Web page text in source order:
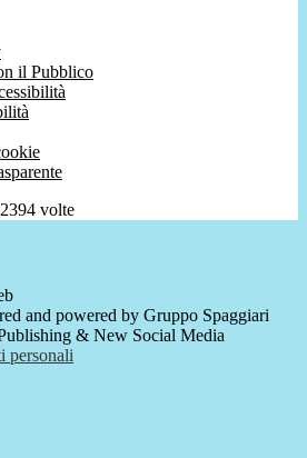
il Pubblico
2394 volte
and powered by Gruppo Spaggiari
& New Social Media
personali